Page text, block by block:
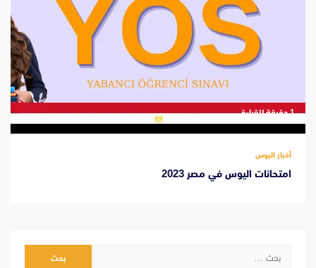
‫1 دقيقة للقراءة
أخبار اليوس
امتحانات اليوس في مصر 2023
البحث